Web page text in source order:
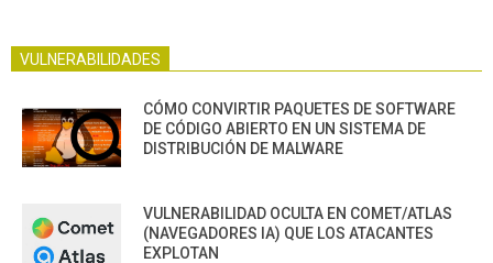
VULNERABILIDADES
CÓMO CONVIRTIR PAQUETES DE SOFTWARE
DE CÓDIGO ABIERTO EN UN SISTEMA DE
DISTRIBUCIÓN DE MALWARE
VULNERABILIDAD OCULTA EN COMET/ATLAS
(NAVEGADORES IA) QUE LOS ATACANTES
EXPLOTAN